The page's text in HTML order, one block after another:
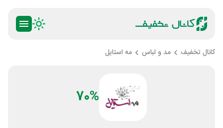
کانال تخفیف مد و لباس مه استایل
70%